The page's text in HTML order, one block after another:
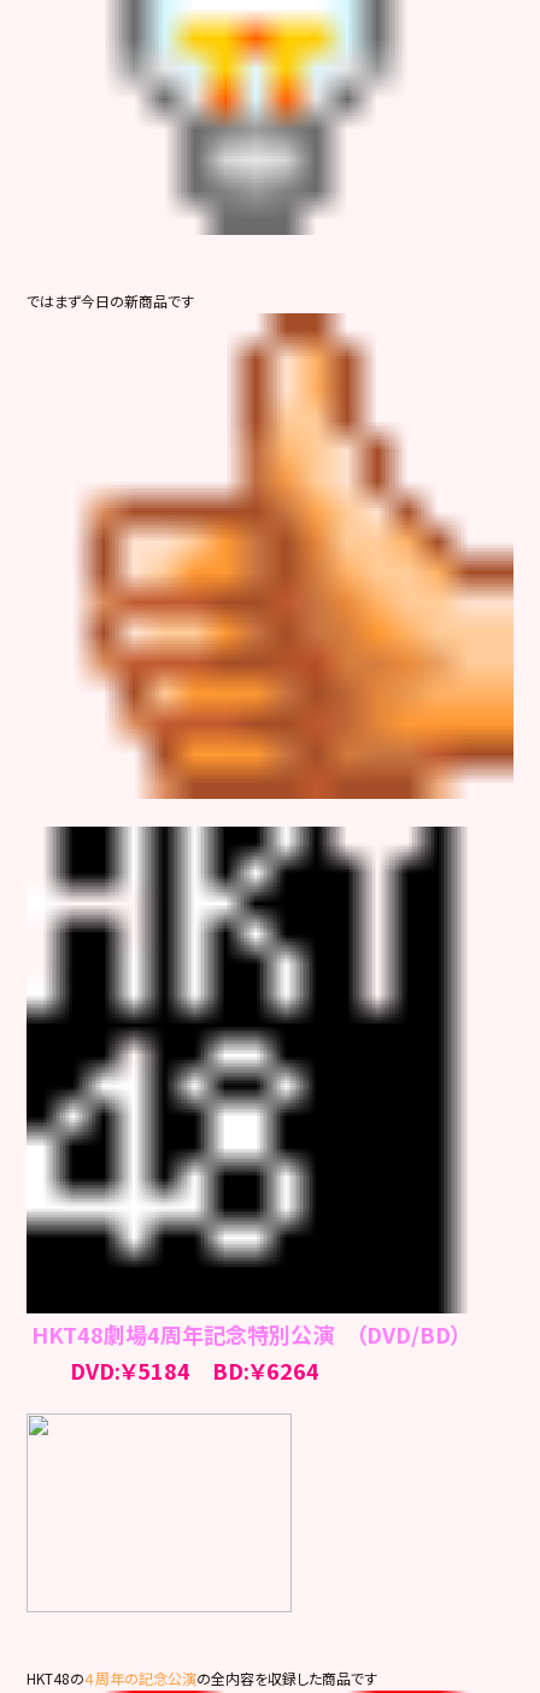
ではまず今日の新商品です
HKT48劇場4周年記念特別公演 （DVD/BD）
DVD:￥5184 BD:￥6264
HKT48の４周年の記念公演の全内容を収録した商品です